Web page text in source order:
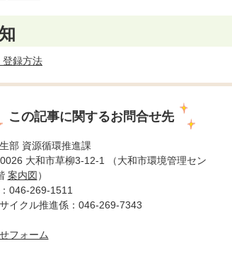
登録方法
この記事に関するお問合せ先
部 資源循環推進課
大和市草柳3-12-1 （大和市環境管理セン
案内図 ）
046-269-1511
イクル推進係：046-269-7343
フォーム